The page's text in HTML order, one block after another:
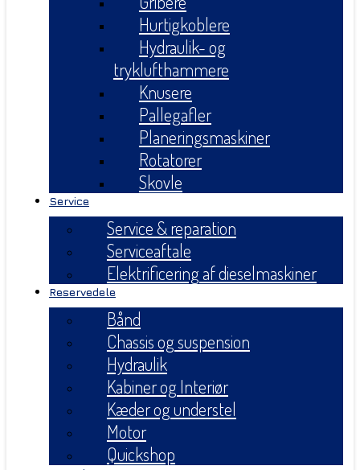
Hurtigkoblere
Hydraulik- og
tryklufthammere
Knusere
Pallegafler
Planeringsmaskiner
Rotatorer
Skovle
Service
Service & reparation
Serviceaftale
Elektrificering af dieselmaskiner
Reservedele
Bånd
Chassis og suspension
Hydraulik
Kabiner og Interiør
Kæder og understel
Motor
Quickshop